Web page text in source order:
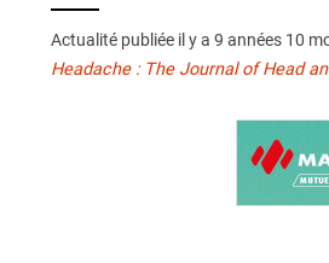
Actualité publiée il y a 9 années 10
Headache : The Journal of Head